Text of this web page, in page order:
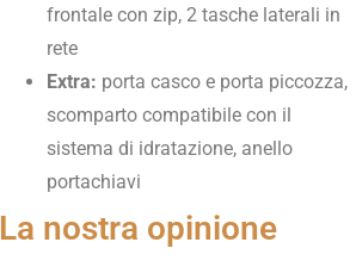
frontale con zip, 2 tasche laterali in
rete
Extra: porta casco e porta piccozza,
scomparto compatibile con il
sistema di idratazione, anello
portachiavi
La nostra opinione